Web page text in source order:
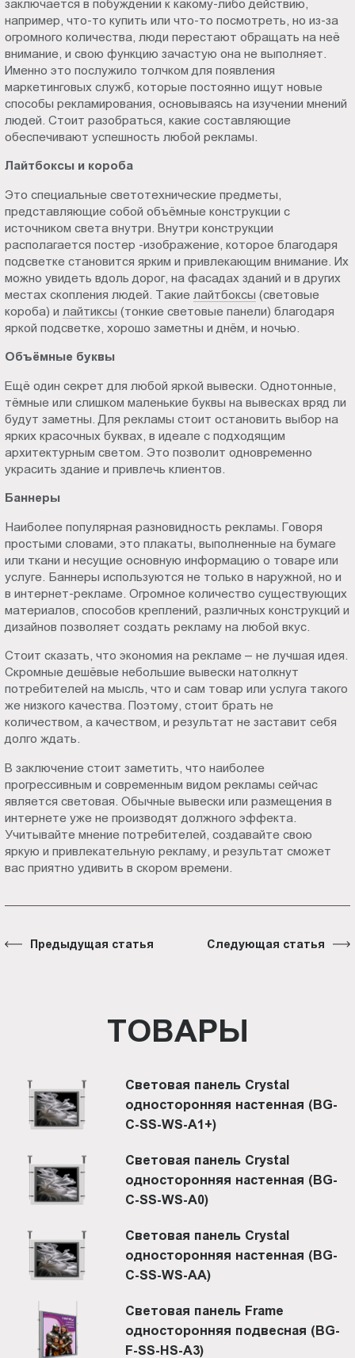
заключается в побуждении к какому-либо действию,
например, что-то купить или что-то посмотреть, но из-за
огромного количества, люди перестают обращать на неё
внимание, и свою функцию зачастую она не выполняет.
Именно это послужило толчком для появления
маркетинговых служб, которые постоянно ищут новые
способы рекламирования, основываясь на изучении мнений
людей. Стоит разобраться, какие составляющие
обеспечивают успешность любой рекламы.
Лайтбоксы и короба
Это специальные светотехнические предметы,
представляющие собой объёмные конструкции с
источником света внутри. Внутри конструкции
располагается постер -изображение, которое благодаря
подсветке становится ярким и привлекающим внимание. Их
можно увидеть вдоль дорог, на фасадах зданий и в других
местах скопления людей. Такие лайтбоксы (световые
короба) и лайтиксы (тонкие световые панели) благодаря
яркой подсветке, хорошо заметны и днём, и ночью.
Объёмные буквы
Ещё один секрет для любой яркой вывески. Однотонные,
тёмные или слишком маленькие буквы на вывесках вряд ли
будут заметны. Для рекламы стоит остановить выбор на
ярких красочных буквах, в идеале с подходящим
архитектурным светом. Это позволит одновременно
украсить здание и привлечь клиентов.
Баннеры
Наиболее популярная разновидность рекламы. Говоря
простыми словами, это плакаты, выполненные на бумаге
или ткани и несущие основную информацию о товаре или
услуге. Баннеры используются не только в наружной, но и
в интернет-рекламе. Огромное количество существующих
материалов, способов креплений, различных конструкций и
дизайнов позволяет создать рекламу на любой вкус.
Стоит сказать, что экономия на рекламе – не лучшая идея.
Скромные дешёвые небольшие вывески натолкнут
потребителей на мысль, что и сам товар или услуга такого
же низкого качества. Поэтому, стоит брать не
количеством, а качеством, и результат не заставит себя
долго ждать.
В заключение стоит заметить, что наиболее
прогрессивным и современным видом рекламы сейчас
является световая. Обычные вывески или размещения в
интернете уже не производят должного эффекта.
Учитывайте мнение потребителей, создавайте свою
яркую и привлекательную рекламу, и результат сможет
вас приятно удивить в скором времени.
Предыдущая статья Следующая статья
ТОВАРЫ
Световая панель Crystal
односторонняя настенная (BG-
C-SS-WS-A1+)
Световая панель Crystal
односторонняя настенная (BG-
C-SS-WS-A0)
Световая панель Crystal
односторонняя настенная (BG-
C-SS-WS-AA)
Световая панель Frame
односторонняя подвесная (BG-
F-SS-HS-A3)
9.00-
18.00
Сб.,
Вс.:
выходной